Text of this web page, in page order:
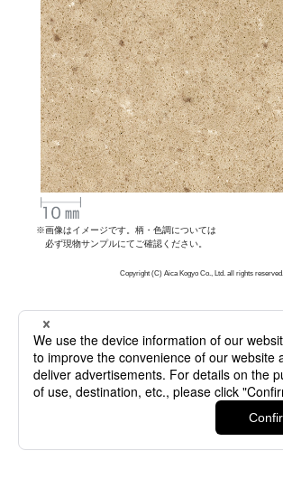
※画像はイメージです。柄・色調については
必ず現物サンプルにてご確認ください。
Copyright (C) Aica Kogyo Co., Ltd. all rights reserved.